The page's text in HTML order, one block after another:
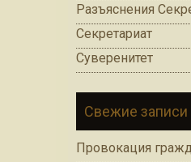
Разъяснения
Секретариат
Суверенитет
Свежие записи
Провокация